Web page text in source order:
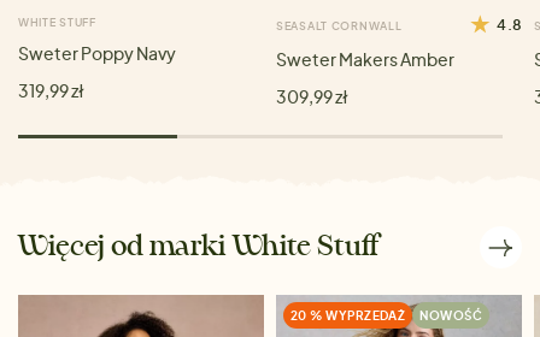
WHITE STUFF
Sweter Poppy Navy
319,99 zł
SEASALT CORNWALL 4.8
Sweter Makers Amber
309,99 zł
Więcej od marki White Stuff
20 % WYPRZEDAŻ NOWOŚĆ